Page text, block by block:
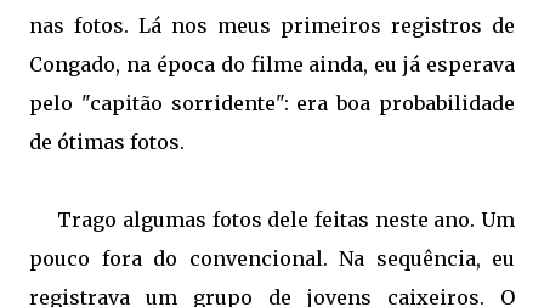
nas fotos. Lá nos meus primeiros registros de
Congado, na época do filme ainda, eu já esperava
pelo "capitão sorridente": era boa probabilidade
de ótimas fotos.
Trago algumas fotos dele feitas neste ano. Um
pouco fora do convencional. Na sequência, eu
registrava um grupo de jovens caixeiros. O